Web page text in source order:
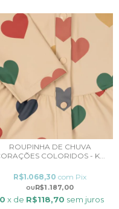
ROUPINHA DE CHUVA
COLORIDOS - K...
R$1.187,00
R$1.068,30 com Pix
x de R$118,70 sem juros